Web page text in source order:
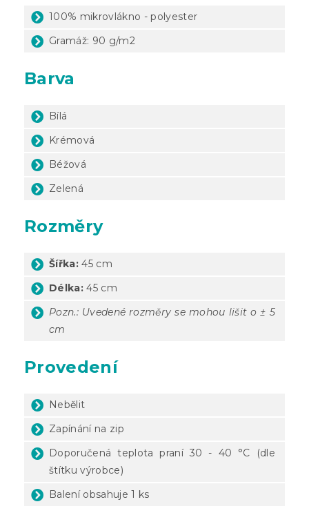
100% mikrovlákno - polyester
Gramáž: 90 g/m2
Barva
Bílá
Krémová
Béžová
Zelená
Rozměry
Šířka: 45 cm
Délka: 45 cm
Pozn.: Uvedené rozměry se mohou lišit o ± 5
cm
Provedení
Nebělit
Zapínání na zip
Doporučená teplota praní 30 - 40 °C (dle
štítku výrobce)
Balení obsahuje 1 ks